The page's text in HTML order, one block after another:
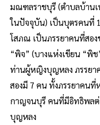
มณฑลราชบุรี (ตำบลบ้านเ
ในปัจจุบัน) เป็นบุตรคนที่
โสภณ เป็นภรรยาคนที่สอ
“พิจ” (บางแห่งเขียน “พิ
ท่านผู้หญิงบุญหลง ภรรยา
สองมี 7 คน ทั้งภรรยาคน
กาญจนบุรี คนที่มีอิทธิพล
บุญหลง